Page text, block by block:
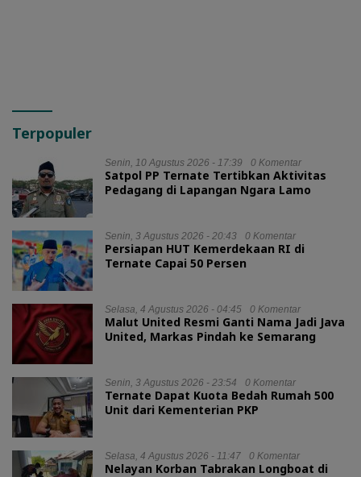
Terpopuler
Senin, 10 Agustus 2026 - 17:39 0 Komentar
Satpol PP Ternate Tertibkan Aktivitas
Pedagang di Lapangan Ngara Lamo
Senin, 3 Agustus 2026 - 20:43 0 Komentar
Persiapan HUT Kemerdekaan RI di
Ternate Capai 50 Persen
Selasa, 4 Agustus 2026 - 04:45 0 Komentar
Malut United Resmi Ganti Nama Jadi Java
United, Markas Pindah ke Semarang
Senin, 3 Agustus 2026 - 23:54 0 Komentar
Ternate Dapat Kuota Bedah Rumah 500
Unit dari Kementerian PKP
Selasa, 4 Agustus 2026 - 11:47 0 Komentar
Nelayan Korban Tabrakan Longboat di